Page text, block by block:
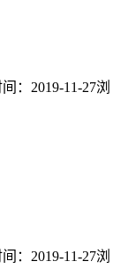
间：2019-11-27浏
间：2019-11-27浏